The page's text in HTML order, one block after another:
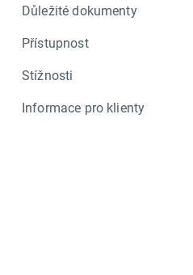
Důležité dokumenty
Přístupnost
Stížnosti
Informace pro klienty